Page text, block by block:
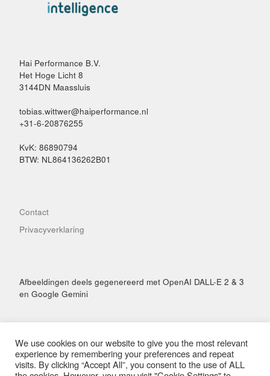
Hai Performance B.V.
Het Hoge Licht 8
3144DN Maassluis
tobias.wittwer@haiperformance.nl
+31-6-20876255
KvK: 86890794
BTW: NL864136262B01
Contact
Privacyverklaring
Afbeeldingen deels gegenereerd met OpenAI DALL-E 2 & 3
en Google Gemini
© 2026Hai Performance– Alle rechten voorbehouden
We use cookies on our website to give you the most relevant
experience by remembering your preferences and repeat
visits. By clicking “Accept All”, you consent to the use of ALL